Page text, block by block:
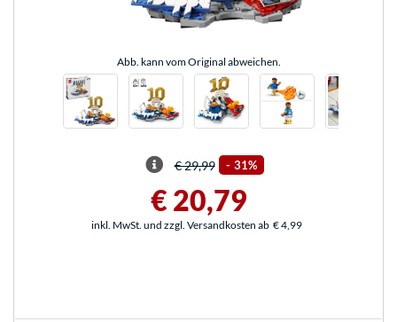
Abb. kann vom Original abweichen.
€ 29,99 - 31%
€ 20,79
inkl. MwSt. und zzgl. Versandkosten ab € 4,99